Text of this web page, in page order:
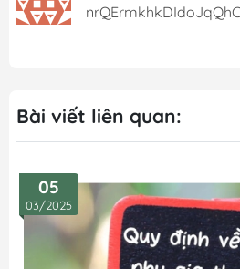
Bài viết liên quan:
05
03/2025